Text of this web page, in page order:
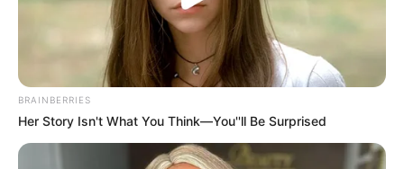
BRAINBERRIES
Her Story Isn't What You Think—You''ll Be Surprised